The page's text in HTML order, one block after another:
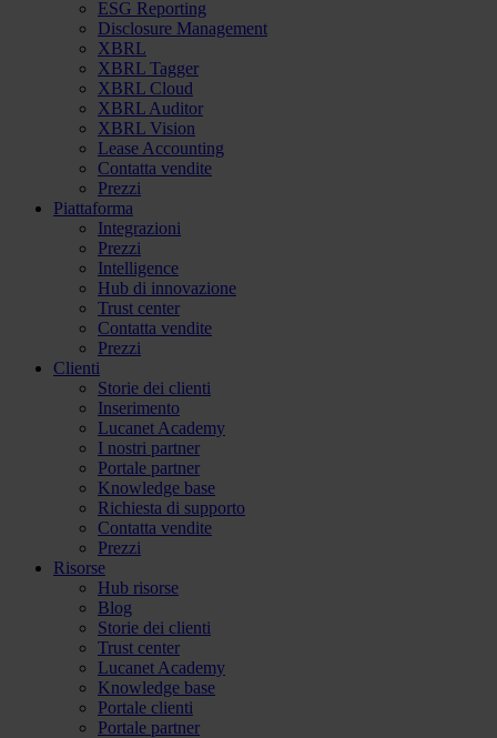
ESG Reporting
Disclosure Management
XBRL
XBRL Tagger
XBRL Cloud
XBRL Auditor
XBRL Vision
Lease Accounting
Contatta vendite
Prezzi
Piattaforma
Integrazioni
Prezzi
Intelligence
Hub di innovazione
Trust center
Contatta vendite
Prezzi
Clienti
Storie dei clienti
Inserimento
Lucanet Academy
I nostri partner
Portale partner
Knowledge base
Richiesta di supporto
Contatta vendite
Prezzi
Risorse
Hub risorse
Blog
Storie dei clienti
Trust center
Lucanet Academy
Knowledge base
Portale clienti
Portale partner